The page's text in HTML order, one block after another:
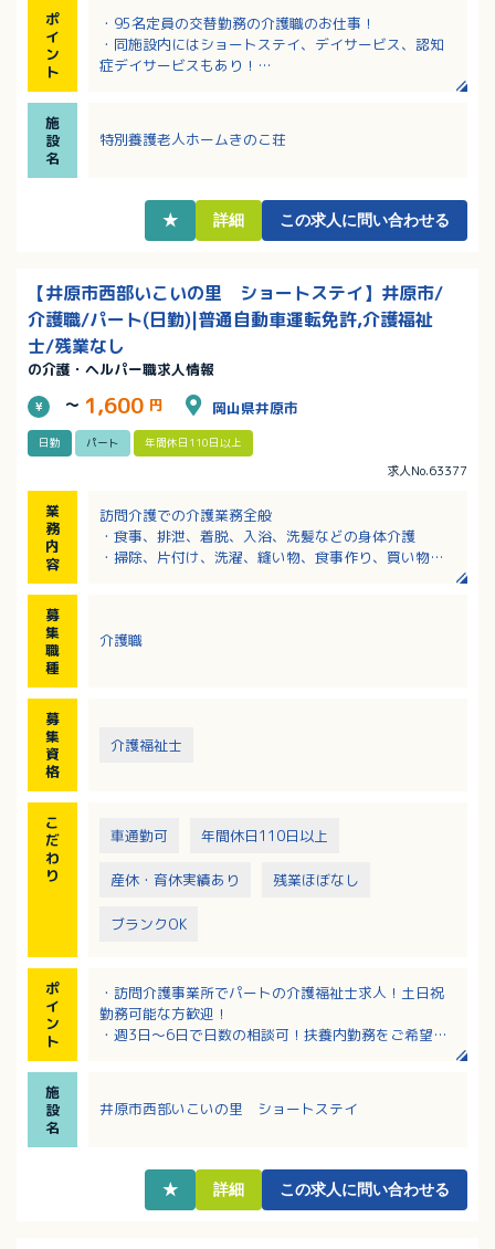
ポ
イ
ン
ト
・95名定員の交替勤務の介護職のお仕事！
・同施設内にはショートステイ、デイサービス、認知
症デイサービスもあり！
施
設
名
特別養護老人ホームきのこ荘
★ 詳細 この求人に問い合わせる
【井原市西部いこいの里 ショートステイ】井原市/
介護職/パート(日勤)|普通自動車運転免許,介護福祉
士/残業なし
の介護・ヘルパー職求人情報
～ 1,600 円 岡山県井原市
日勤 パート 年間休日110日以上
求人No.63377
業
務
内
容
訪問介護での介護業務全般
・食事、排泄、着脱、入浴、洗髪などの身体介護
・掃除、片付け、洗濯、縫い物、食事作り、買い物な
※利用者宅へは自家用車でお願いします（訪問1件につ
募
集
職
種
介護職
募
集
資
格
介護福祉士
こ
だ
わ
り
車通勤可 年間休日110日以上
産休・育休実績あり 残業ほぼなし
ブランクOK
ポ
イ
ン
ト
・訪問介護事業所でパートの介護福祉士求人！土日祝
勤務可能な方歓迎！
・週3日～6日で日数の相談可！扶養内勤務をご希望の
・介護福祉士の資格があれば、経験は不問！経験が浅
の生活を支えています
施
設
名
井原市西部いこいの里 ショートステイ
★ 詳細 この求人に問い合わせる